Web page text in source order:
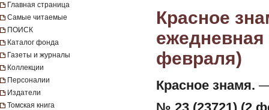
Главная страница
Самые читаемые
ПОИСК
Каталог фонда
Газеты и журналы
Коллекции
Персоналии
Издатели
Томская книга
Красное
ежедневная
февраля)
Красное знамя. —